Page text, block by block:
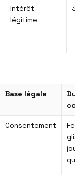
Intérêt
légitime
Base légale
Consentement